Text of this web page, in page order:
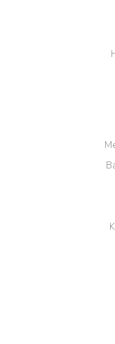
Ürün resmi
Ürün
Ürün bilgilerinde
Ürün fiyatı diğer
Bu ürüne benzer